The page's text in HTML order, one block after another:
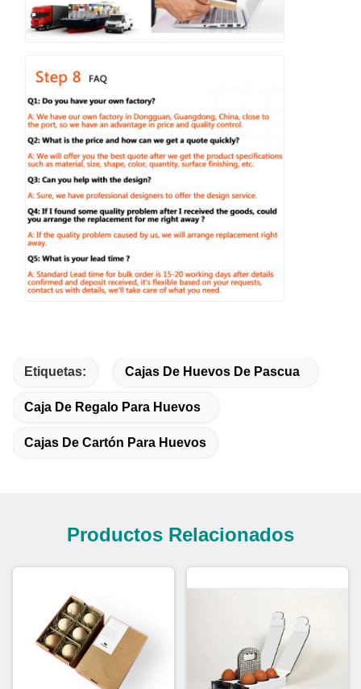
Etiquetas: Cajas De Huevos De Pascua
Caja De Regalo Para Huevos
Cajas De Cartón Para Huevos
Productos Relacionados